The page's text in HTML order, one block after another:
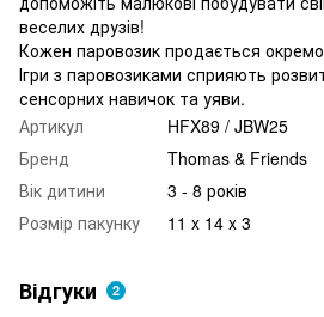
веселих друзів!
Кожен паровозик продається
Ігри з паровозиками сприяють
сенсорних навичок та уяви.
Артикул
HFX89 / JBW25
Бренд
Thomas & Friends
Вік дитини
3 - 8 років
Розмір пакунку
11 x 14 x 3
Відгуки 2